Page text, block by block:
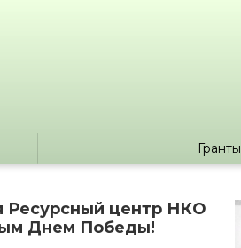
Гранты
Ресурсный центр НКО
Днем Победы!